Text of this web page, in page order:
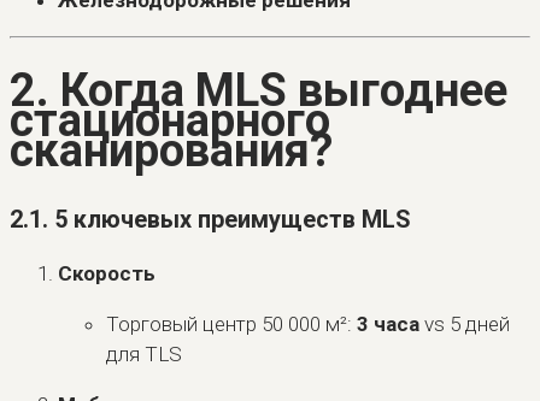
2. Когда MLS выгоднее
стационарного
сканирования?
2.1. 5 ключевых преимуществ MLS
Скорость
Торговый центр 50 000 м²: 3 часа vs 5 дней
для TLS